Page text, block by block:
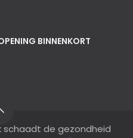
BINNENKORT
de gezondheid